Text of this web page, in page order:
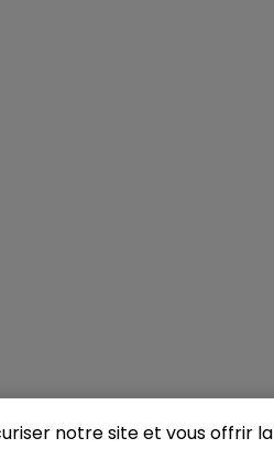
notre site et vous offrir la